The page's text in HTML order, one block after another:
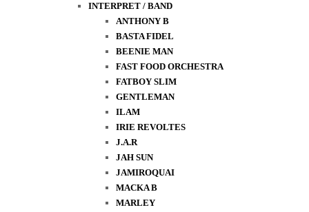
INTERPRET / BAND
ANTHONY B
BASTA FIDEL
BEENIE MAN
FAST FOOD ORCHESTRA
FATBOY SLIM
GENTLEMAN
ILAM
IRIE REVOLTES
J.A.R
JAH SUN
JAMIROQUAI
MACKA B
MARLEY